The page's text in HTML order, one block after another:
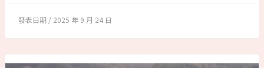
2025 年 9 月 24 日